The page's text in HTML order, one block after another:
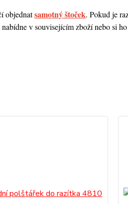
objednatsamotný štoček. Pokud je
v souvisejícím zboží nebo si